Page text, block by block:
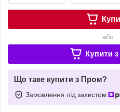
або
Купити з
Що таке купити з Пром?
Замовлення під захистом